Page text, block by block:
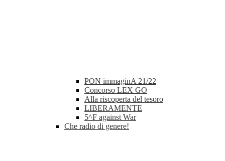
PON immaginA 21/22
Concorso LEX GO
Alla riscoperta del tesoro
LIBERAMENTE
5^F against War
Che radio di genere!